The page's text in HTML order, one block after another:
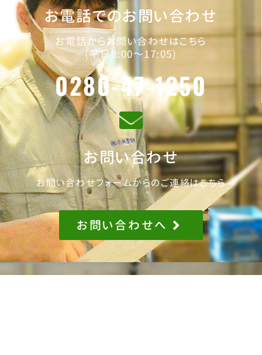
お電話でのお問い合わせ
お電話からお問い合わせはこちら
(平日8:00～17:05)
0280-47-1250
お問い合わせ
お問い合わせフォームからのご連絡はこちら
お問い合わせへ